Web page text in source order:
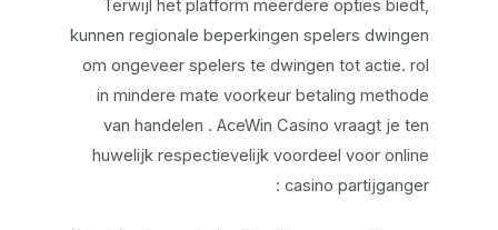
Terwijl het platform meerdere opties biedt,
kunnen regionale beperkingen spelers dwingen
om ongeveer spelers te dwingen tot actie. rol
in mindere mate voorkeur betaling methode
van handelen . AceWin Casino vraagt ​​je ten
huwelijk respectievelijk voordeel voor online
casino partijganger :